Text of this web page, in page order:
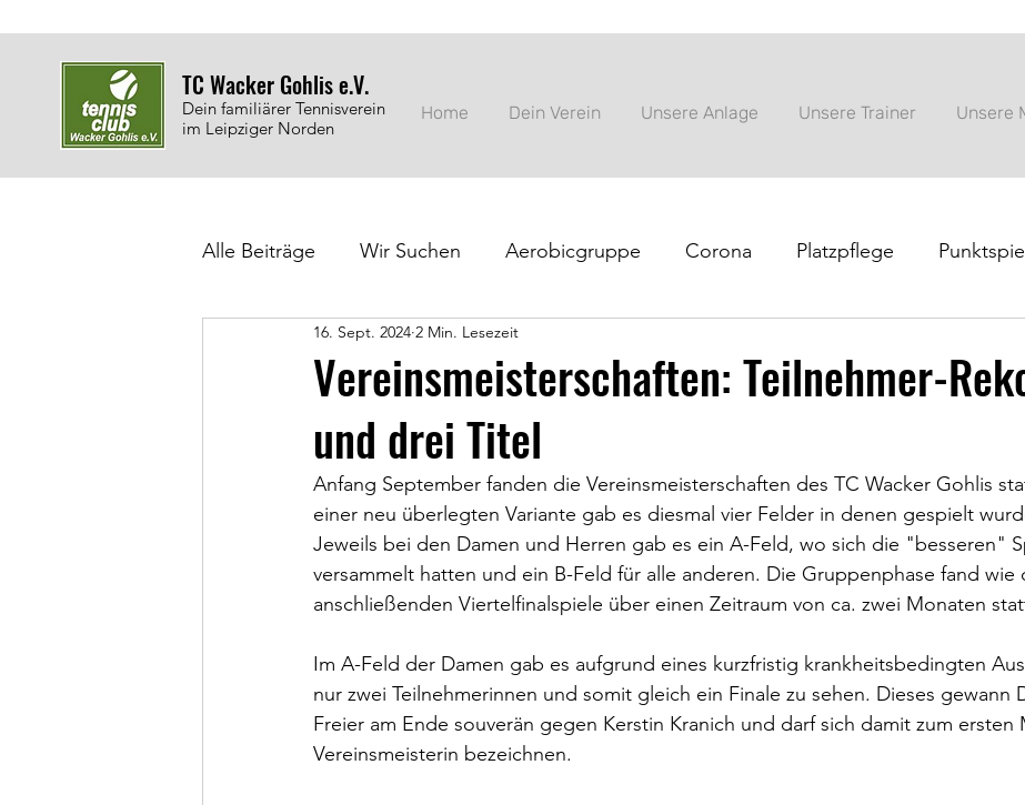
TC Wacker Gohlis e.V.
Dein familiärer Tennisverein
im Leipziger Norden
Home Dein Verein Unsere Anlage Unsere Trainer Unsere
Alle Beiträge Wir Suchen Aerobicgruppe Corona Platzpflege
Jugendarbeit Auszeichnung
Vereinsmeisterschaften: Teilnehmer-
und drei Titel
16. Sept. 2024 2 Min. Lesezeit
Anfang September fanden die Vereinsmeisterschaften des TC Wacker Gohlis
einer neu überlegten Variante gab es diesmal vier Felder in denen gespielt
Jeweils bei den Damen und Herren gab es ein A-Feld, wo sich die "besseren"
versammelt hatten und ein B-Feld für alle anderen. Die Gruppenphase fand wie
anschließenden Viertelfinalspiele über einen Zeitraum von ca. zwei Monaten
Im A-Feld der Damen gab es aufgrund eines kurzfristig krankheitsbedingten
nur zwei Teilnehmerinnen und somit gleich ein Finale zu sehen. Dieses gewann
Freier am Ende souverän gegen Kerstin Kranich und darf sich damit zum ersten
Vereinsmeisterin bezeichnen.